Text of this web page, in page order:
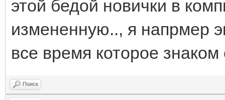
этой бедой новички в
измененную.., я напрмер
все время которое
Поиск